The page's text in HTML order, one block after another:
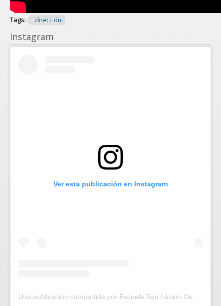
Tags: dirección
Instagram
Ver esta publicación en Instagram